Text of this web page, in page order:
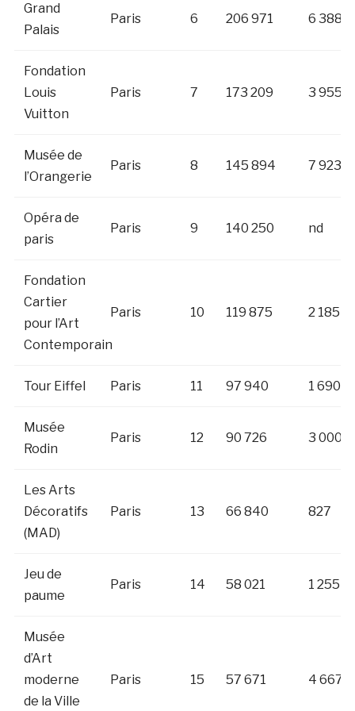
Grand
Palais
Paris 6 206 971 6 388
Fondation
Louis
Vuitton
Paris 7 173 209 3 955
Musée de
l’Orangerie
Paris 8 145 894 7 923
Opéra de
paris
Paris 9 140 250 nd
Fondation
Cartier
pour l’Art
Contemporain
Paris 10 119 875 2 185
Tour Eiffel Paris 11 97 940 1 690
Musée
Rodin
Paris 12 90 726 3 000
Les Arts
Décoratifs
(MAD)
Paris 13 66 840 827
Jeu de
paume
Paris 14 58 021 1 255
Musée
d’Art
moderne
de la Ville
Paris 15 57 671 4 667